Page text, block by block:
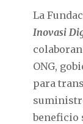
La
Inovasi
ONG,
para
beneficio